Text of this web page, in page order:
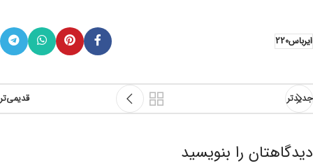
ایرباس220
جدیدتر قدیمی‌تر
دیدگاهتان را بنویسید